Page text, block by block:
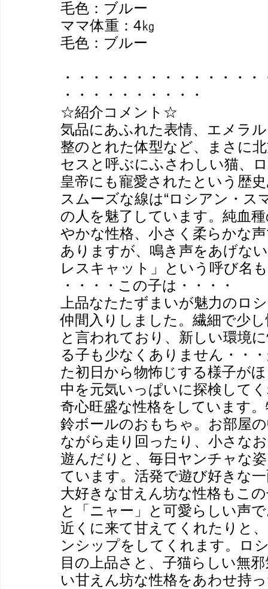
毛色：ブルー
ママ体重：4㎏
毛色：ブルー
・・・・・・・・・・・・・
・・・・・・・・・・
☆紹介コメント☆
気品にあふれた表情、エメラ
整のとれた体型など、まさに
セスと呼ぶにふさわしい猫、
皇帝にも寵愛されたという歴
スムーズな線は“ロシアン・ス
の人を魅了しています。純血
やかな性格、小さく柔らかな
ありますが、鳴き声をあげな
レスキャット」という呼び名
・・・・この子は・・・・
上品なたたずまいが魅力のロ
仲間入りしました。繊細で少
と言われており、新しい環境
る子も少なくありません・・
た初日から物怖じする様子が
中を元気いっぱいに探検して
奇心旺盛な性格をしています
鈴ボールのおもちゃ。お部屋
ながら走り回ったり、小さな
遊んだりと、毎日ヤンチャな
ています。活発で遊び好きな
大好きな甘えん坊な性格もこ
と「ニャー」と可愛らしい声
近くに来て甘えてくれたりと
ンシップをしてくれます。ロ
目の上品さと、子猫らしい無
い甘えん坊な性格をあわせ持